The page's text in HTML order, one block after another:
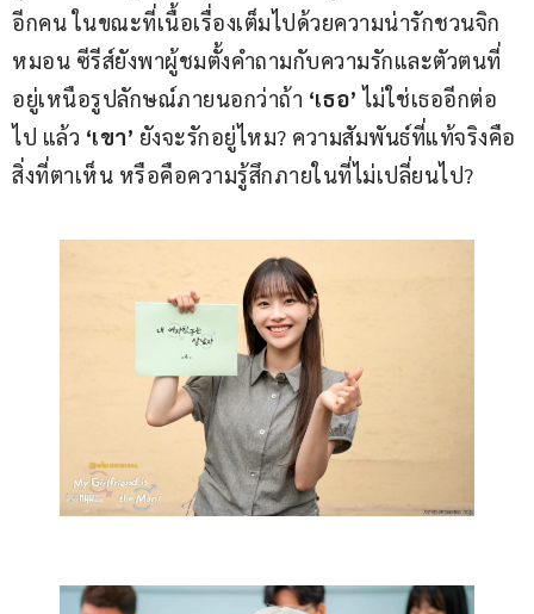
อีกคน ในขณะที่เนื้อเรื่องเต็มไปด้วยความน่ารักชวนจิก
หมอน ซีรีส์ยังพาผู้ชมตั้งคำถามกับความรักและตัวตนที่
อยู่เหนือรูปลักษณ์ภายนอกว่าถ้า ‘เธอ’ ไม่ใช่เธออีกต่อ
ไป แล้ว ‘เขา’ ยังจะรักอยู่ไหม? ความสัมพันธ์ที่แท้จริงคือ
สิ่งที่ตาเห็น หรือคือความรู้สึกภายในที่ไม่เปลี่ยนไป?